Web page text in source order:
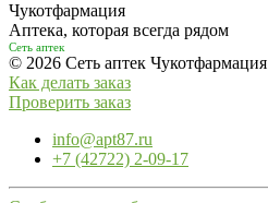
Чукотфармация
Аптека, которая всегда рядом
Сеть аптек
© 2026 Сеть аптек Чукотфармация
Как делать заказ
Проверить заказ
info@apt87.ru
+7 (42722) 2-09-17